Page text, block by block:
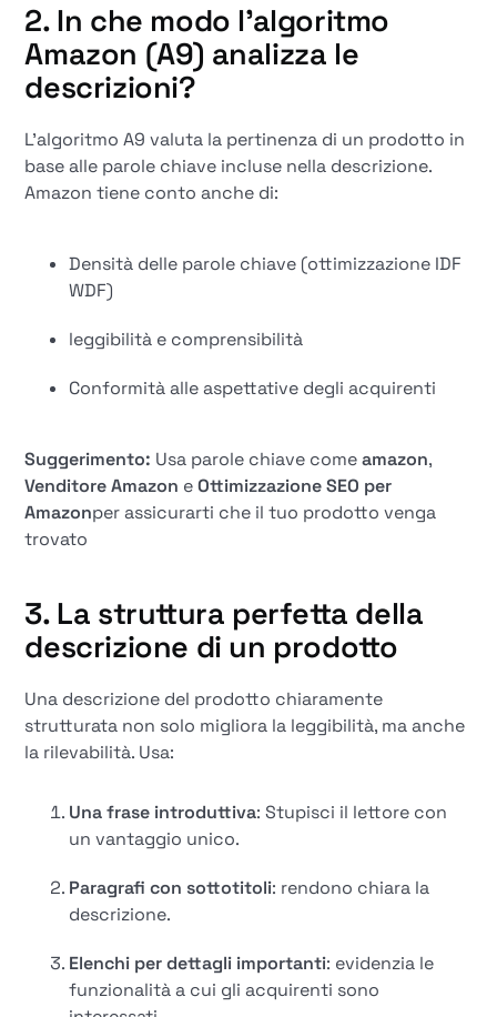
2. In che modo l'algoritmo
Amazon (A9) analizza le
descrizioni?
L'algoritmo A9 valuta la pertinenza di un prodotto in
base alle parole chiave incluse nella descrizione.
Amazon tiene conto anche di:
Densità delle parole chiave (ottimizzazione IDF
WDF)
leggibilità e comprensibilità
Conformità alle aspettative degli acquirenti
Suggerimento: Usa parole chiave comeamazon,
Venditore Amazon eOttimizzazione SEO per
Amazonper assicurarti che il tuo prodotto venga
trovato
3. La struttura perfetta della
descrizione di un prodotto
Una descrizione del prodotto chiaramente
strutturata non solo migliora la leggibilità, ma anche
la rilevabilità. Usa:
Una frase introduttiva: Stupisci il lettore con
un vantaggio unico.
Paragrafi con sottotitoli: rendono chiara la
descrizione.
Elenchi per dettagli importanti: evidenzia le
funzionalità a cui gli acquirenti sono